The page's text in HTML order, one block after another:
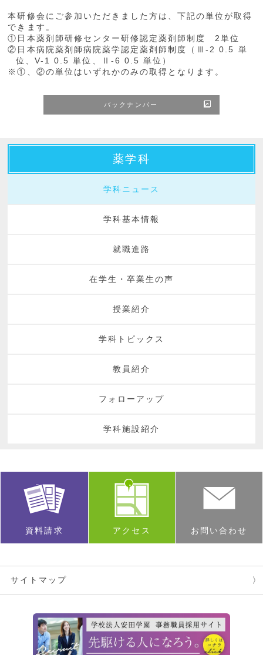
本研修会にご参加いただきました方は、下記の単位が取得
できます。
①日本薬剤師研修センター研修認定薬剤師制度 2単位
②日本病院薬剤師病院薬学認定薬剤師制度（Ⅲ-2 0.5 単
位、V-1 0.5 単位、Ⅱ-6 0.5 単位）
※①、②の単位はいずれかのみの取得となります。
バックナンバー
薬学科
学科ニュース
学科基本情報
就職進路
在学生・卒業生の声
授業紹介
学科トピックス
教員紹介
フォローアップ
学科施設紹介
資料請求 アクセス お問い合わせ
サイトマップ